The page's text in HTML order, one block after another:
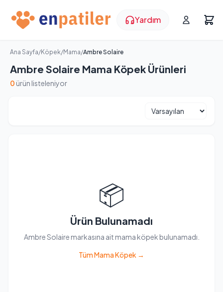
Yardım
Ana Sayfa/Köpek/Mama/Ambre Solaire
Ambre Solaire Mama Köpek Ürünleri
0 ürün listeleniyor
📦
Ürün Bulunamadı
Ambre Solaire markasına ait mama köpek bulunamadı.
Tüm Mama Köpek →